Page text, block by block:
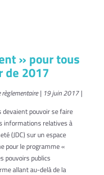
» pour tous
de 2017
règlementaire | 19 juin 2017 |
pouvoir se faire
informations relatives à
(JDC) sur un espace
pour le programme «
pouvoirs publics
allant au-delà de la